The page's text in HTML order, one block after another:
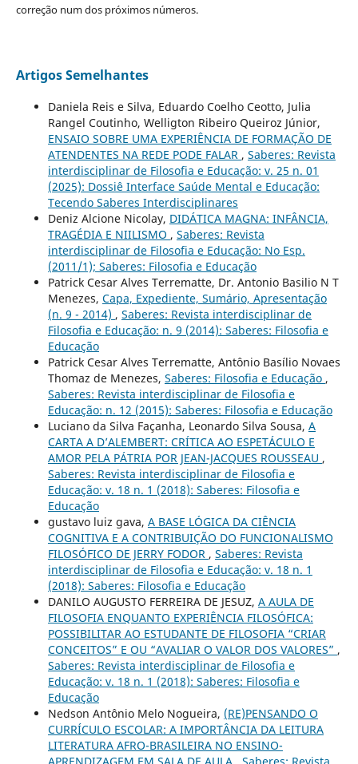
correção num dos próximos números.
Artigos Semelhantes
Daniela Reis e Silva, Eduardo Coelho Ceotto, Julia
Rangel Coutinho, Welligton Ribeiro Queiroz Júnior,
ENSAIO SOBRE UMA EXPERIÊNCIA DE FORMAÇÃO DE
ATENDENTES NA REDE PODE FALAR , Saberes: Revista
interdisciplinar de Filosofia e Educação: v. 25 n. 01
(2025): Dossiê Interface Saúde Mental e Educação:
Tecendo Saberes Interdisciplinares
Deniz Alcione Nicolay, DIDÁTICA MAGNA: INFÂNCIA,
TRAGÉDIA E NIILISMO , Saberes: Revista
interdisciplinar de Filosofia e Educação: No Esp.
(2011/1); Saberes: Filosofia e Educação
Patrick Cesar Alves Terrematte, Dr. Antonio Basilio N T
Menezes, Capa, Expediente, Sumário, Apresentação
(n. 9 - 2014) , Saberes: Revista interdisciplinar de
Filosofia e Educação: n. 9 (2014): Saberes: Filosofia e
Educação
Patrick Cesar Alves Terrematte, Antônio Basílio Novaes
Thomaz de Menezes, Saberes: Filosofia e Educação ,
Saberes: Revista interdisciplinar de Filosofia e
Educação: n. 12 (2015): Saberes: Filosofia e Educação
Luciano da Silva Façanha, Leonardo Silva Sousa, A
CARTA A D’ALEMBERT: CRÍTICA AO ESPETÁCULO E
AMOR PELA PÁTRIA POR JEAN-JACQUES ROUSSEAU ,
Saberes: Revista interdisciplinar de Filosofia e
Educação: v. 18 n. 1 (2018): Saberes: Filosofia e
Educação
gustavo luiz gava, A BASE LÓGICA DA CIÊNCIA
COGNITIVA E A CONTRIBUIÇÃO DO FUNCIONALISMO
FILOSÓFICO DE JERRY FODOR , Saberes: Revista
interdisciplinar de Filosofia e Educação: v. 18 n. 1
(2018): Saberes: Filosofia e Educação
DANILO AUGUSTO FERREIRA DE JESUZ, A AULA DE
FILOSOFIA ENQUANTO EXPERIÊNCIA FILOSÓFICA:
POSSIBILITAR AO ESTUDANTE DE FILOSOFIA “CRIAR
CONCEITOS” E OU “AVALIAR O VALOR DOS VALORES” ,
Saberes: Revista interdisciplinar de Filosofia e
Educação: v. 18 n. 1 (2018): Saberes: Filosofia e
Educação
Nedson Antônio Melo Nogueira, (RE)PENSANDO O
CURRÍCULO ESCOLAR: A IMPORTÂNCIA DA LEITURA
LITERATURA AFRO-BRASILEIRA NO ENSINO-
APRENDIZAGEM EM SALA DE AULA , Saberes: Revista